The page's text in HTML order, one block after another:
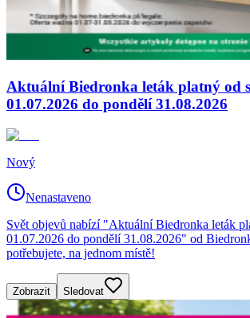
Aktuální Biedronka leták platný od
01.07.2026 do pondělí 31.08.2026
Nový
Nenastaveno
Svět objevů nabízí "Aktuální Biedronka leták
01.07.2026 do pondělí 31.08.2026" od
potřebujete, na jednom místě!
Zobrazit Sledovat